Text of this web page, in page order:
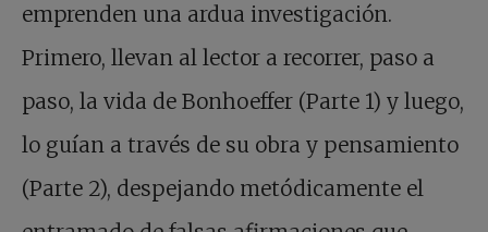
emprenden una ardua investigación.
Primero, llevan al lector a recorrer, paso a
paso, la vida de Bonhoeffer (Parte 1) y luego,
lo guían a través de su obra y pensamiento
(Parte 2), despejando metódicamente el